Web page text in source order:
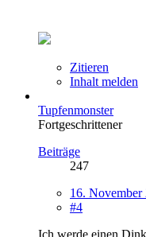
Zitieren
Inhalt melden
Tupfenmonster
Fortgeschrittener
Beiträge
247
16. November
#4
Ich werde einen